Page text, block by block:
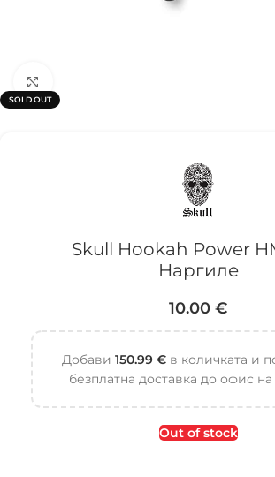
SOLD OUT
Skull Hookah Power
Наргиле
10.00 €
Добави 150.99 €в количката и
безплатна доставка до офис
Out of stock